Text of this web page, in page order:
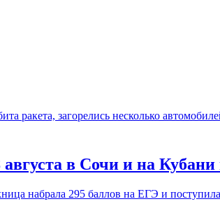
в Сочи и на